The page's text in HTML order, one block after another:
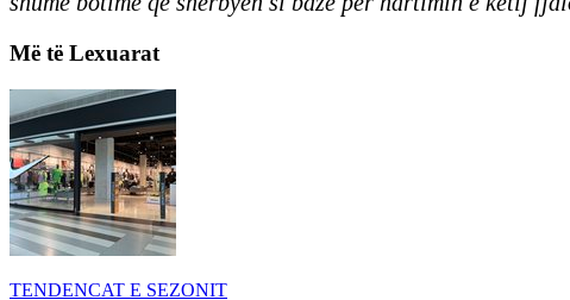
Më të Lexuarat
TENDENCAT E SEZONIT